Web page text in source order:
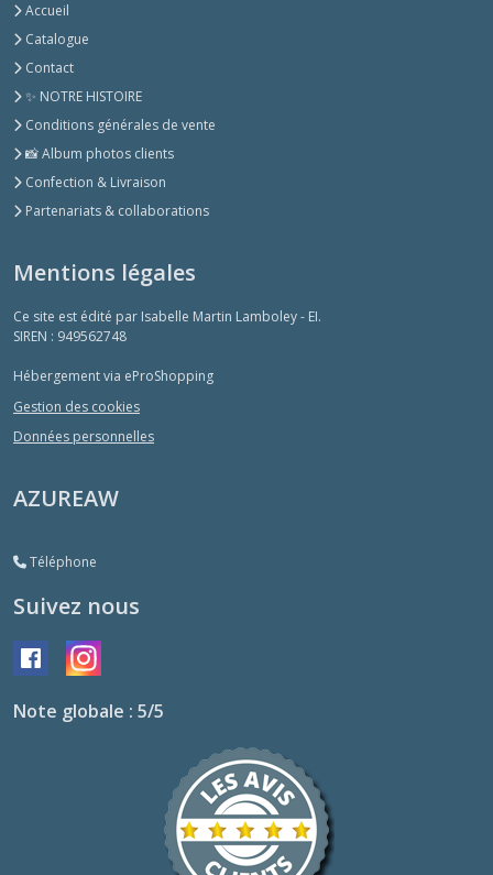
Accueil
Catalogue
Contact
✨ NOTRE HISTOIRE
Conditions générales de vente
📸 Album photos clients
Confection & Livraison
Partenariats & collaborations
Mentions légales
Ce site est édité par Isabelle Martin Lamboley - EI.
SIREN : 949562748
Hébergement via eProShopping
Gestion des cookies
Données personnelles
AZUREAW
Téléphone
Suivez nous
Note globale : 5/5